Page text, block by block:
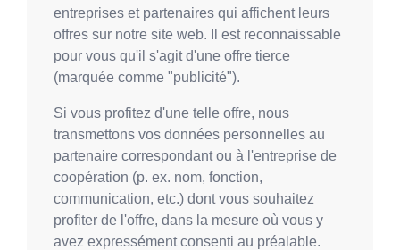
entreprises et partenaires qui affichent leurs
offres sur notre site web. Il est reconnaissable
pour vous qu'il s'agit d'une offre tierce
(marquée comme "publicité").
Si vous profitez d'une telle offre, nous
transmettons vos données personnelles au
partenaire correspondant ou à l'entreprise de
coopération (p. ex. nom, fonction,
communication, etc.) dont vous souhaitez
profiter de l'offre, dans la mesure où vous y
avez expressément consenti au préalable.